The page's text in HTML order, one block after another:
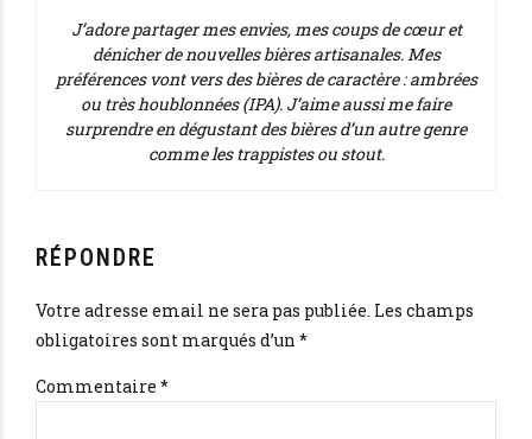
J’adore partager mes envies, mes coups de cœur et
dénicher de nouvelles bières artisanales. Mes
préférences vont vers des bières de caractère : ambrées
ou très houblonnées (IPA). J’aime aussi me faire
surprendre en dégustant des bières d’un autre genre
comme les trappistes ou stout.
RÉPONDRE
Votre adresse email ne sera pas publiée. Les champs
obligatoires sont marqués d’un *
Commentaire *